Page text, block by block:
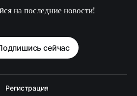
на последние новости!
сейчас
Регистрация